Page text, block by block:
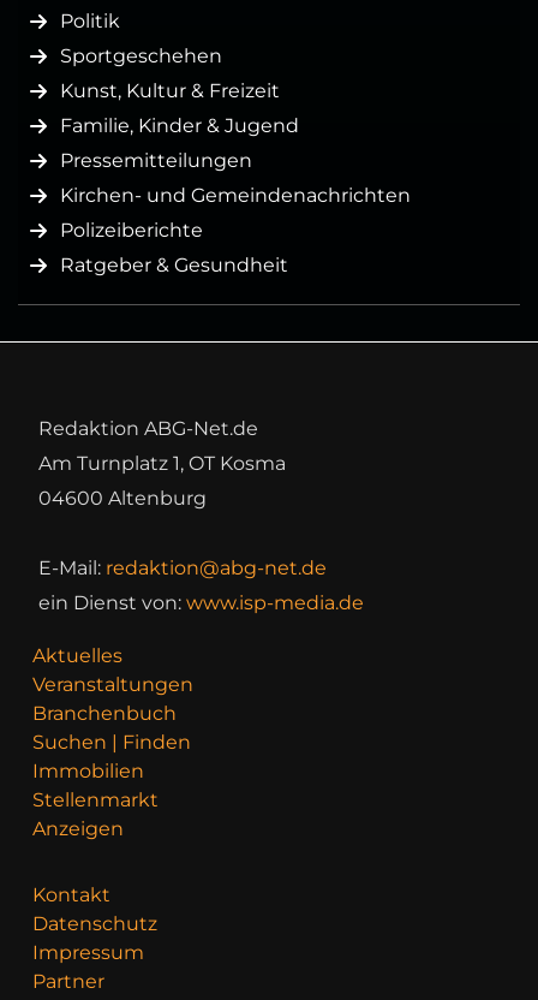
Politik
Sportgeschehen
Kunst, Kultur & Freizeit
Familie, Kinder & Jugend
Pressemitteilungen
Kirchen- und Gemeindenachrichten
Polizeiberichte
Ratgeber & Gesundheit
Redaktion ABG-Net.de
Am Turnplatz 1, OT Kosma
04600 Altenburg
E-Mail: redaktion@abg-net.de
ein Dienst von: www.isp-media.de
Aktuelles
Veranstaltungen
Branchenbuch
Suchen | Finden
Immobilien
Stellenmarkt
Anzeigen
Kontakt
Datenschutz
Impressum
Partner